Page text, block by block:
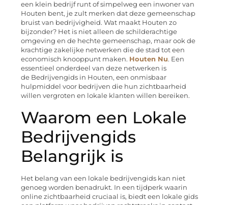
een klein bedrijf runt of simpelweg een inwoner van
Houten bent, je zult merken dat deze gemeenschap
bruist van bedrijvigheid. Wat maakt Houten zo
bijzonder? Het is niet alleen de schilderachtige
omgeving en de hechte gemeenschap, maar ook de
krachtige zakelijke netwerken die de stad tot een
economisch knooppunt maken. Houten Nu. Een
essentieel onderdeel van deze netwerken is
de Bedrijvengids in Houten, een onmisbaar
hulpmiddel voor bedrijven die hun zichtbaarheid
willen vergroten en lokale klanten willen bereiken.
Waarom een Lokale
Bedrijvengids
Belangrijk is
Het belang van een lokale bedrijvengids kan niet
genoeg worden benadrukt. In een tijdperk waarin
online zichtbaarheid cruciaal is, biedt een lokale gids